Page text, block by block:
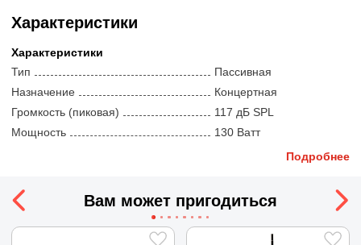
помещениях, где не предполагается использование
дополнительных сабвуферов, но необходимо
получить довольно большую зону покрытия с
полноценным звучанием во всем частотном
акустической системы в качестве монитора,
имеются дополнительные точки для подвеса,
широкий выбор опциональных креплений.
Качественная фактурная отделка корпуса позволит
сохранить привлекательный вид колонок даже при
интенсивном использовании в туровых условиях.
Характеристики
Характеристики
Тип
Пассивная
Назначение
Концертная
Громкость (пиковая)
117 дБ SPL
Мощность
130 Ватт
Компоненты
Не указано
Подробнее
Вам может пригодиться